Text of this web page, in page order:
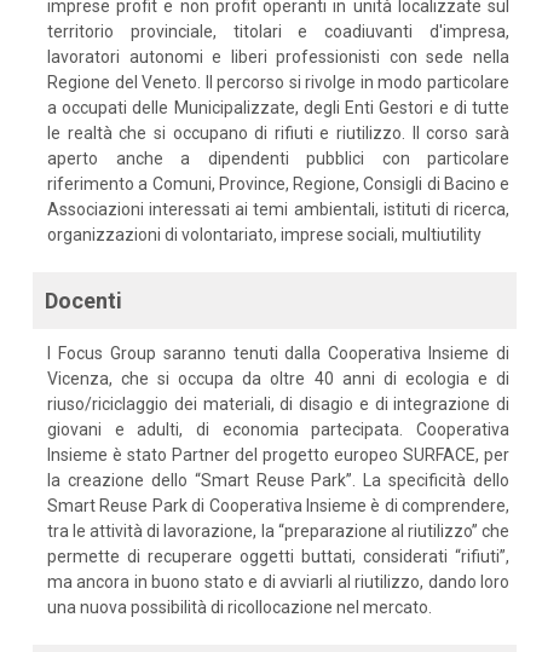
imprese profit e non profit operanti in unità localizzate sul
territorio provinciale, titolari e coadiuvanti d'impresa,
lavoratori autonomi e liberi professionisti con sede nella
Regione del Veneto. Il percorso si rivolge in modo particolare
a occupati delle Municipalizzate, degli Enti Gestori e di tutte
le realtà che si occupano di rifiuti e riutilizzo. Il corso sarà
aperto anche a dipendenti pubblici con particolare
riferimento a Comuni, Province, Regione, Consigli di Bacino e
Associazioni interessati ai temi ambientali, istituti di ricerca,
organizzazioni di volontariato, imprese sociali, multiutility
Docenti
I Focus Group saranno tenuti dalla Cooperativa Insieme di
Vicenza, che si occupa da oltre 40 anni di ecologia e di
riuso/riciclaggio dei materiali, di disagio e di integrazione di
giovani e adulti, di economia partecipata. Cooperativa
Insieme è stato Partner del progetto europeo SURFACE, per
la creazione dello “Smart Reuse Park”. La specificità dello
Smart Reuse Park di Cooperativa Insieme è di comprendere,
tra le attività di lavorazione, la “preparazione al riutilizzo” che
permette di recuperare oggetti buttati, considerati “rifiuti”,
ma ancora in buono stato e di avviarli al riutilizzo, dando loro
una nuova possibilità di ricollocazione nel mercato.